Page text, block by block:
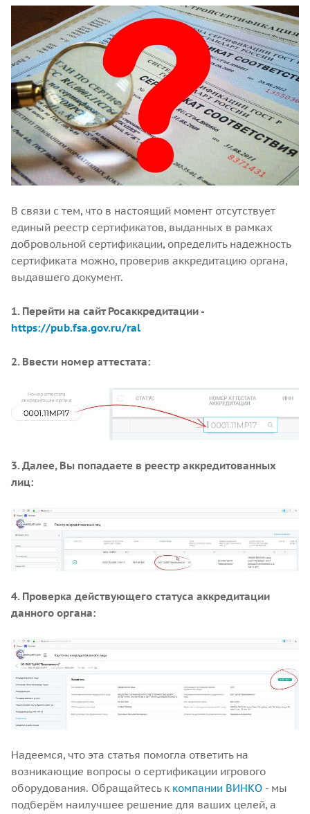
В связи с тем, что в настоящий момент отсутствует
единый реестр сертификатов, выданных в рамках
добровольной сертификации, определить надежность
сертификата можно, проверив аккредитацию органа,
выдавшего документ.
1. Перейти на сайт Росаккредитации -
https://pub.fsa.gov.ru/ral
2. Ввести номер аттестата:
3. Далее, Вы попадаете в реестр аккредитованных
лиц:
4. Проверка действующего статуса аккредитации
данного органа:
Надеемся, что эта статья помогла ответить на
возникающие вопросы о сертификации игрового
оборудования. Обращайтесь к компании ВИНКО - мы
подберём наилучшее решение для ваших целей, а